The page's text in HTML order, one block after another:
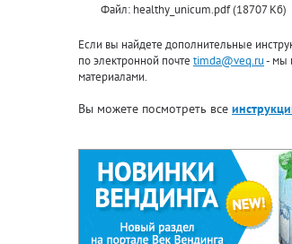
Файл: healthy_unicum.pdf (18707 Кб)
Если вы найдете дополнительные
по электронной почте timda@veq.ru- мы
материалами.
Вы можете посмотреть все